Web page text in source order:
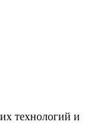
технологий и